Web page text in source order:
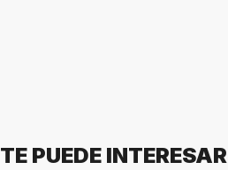
TE PUEDE INTERESAR